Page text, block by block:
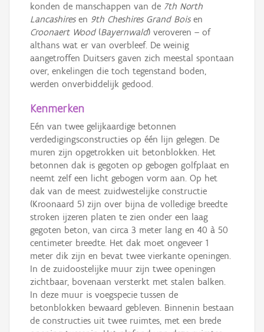
konden de manschappen van de 7th North
Lancashiresen 9th Cheshires Grand Boisen
Croonaert Wood(Bayernwald) veroveren – of
althans wat er van overbleef. De weinig
aangetroffen Duitsers gaven zich meestal spontaan
over, enkelingen die toch tegenstand boden,
werden onverbiddelijk gedood.
Kenmerken
Eén van twee gelijkaardige betonnen
verdedigingsconstructies op één lijn gelegen. De
muren zijn opgetrokken uit betonblokken. Het
betonnen dak is gegoten op gebogen golfplaat en
neemt zelf een licht gebogen vorm aan. Op het
dak van de meest zuidwestelijke constructie
(Kroonaard 5) zijn over bijna de volledige breedte
stroken ijzeren platen te zien onder een laag
gegoten beton, van circa 3 meter lang en 40 à 50
centimeter breedte. Het dak moet ongeveer 1
meter dik zijn en bevat twee vierkante openingen.
In de zuidoostelijke muur zijn twee openingen
zichtbaar, bovenaan versterkt met stalen balken.
In deze muur is voegspecie tussen de
betonblokken bewaard gebleven. Binnenin bestaan
de constructies uit twee ruimtes, met een brede